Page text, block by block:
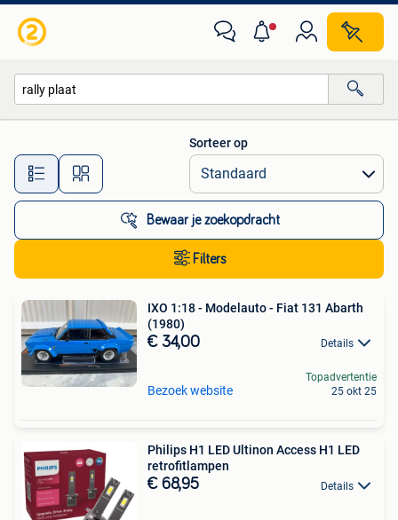
Alle afstanden…
Sorteer op
Bewaar je zoekopdracht
Filters
IXO 1:18 - Modelauto - Fiat 131 Abarth
(1980)
€ 34,00 Details
Bezoek website
Topadvertentie
25 okt 25
Philips H1 LED Ultinon Access H1 LED
retrofitlampen
€ 68,95 Details